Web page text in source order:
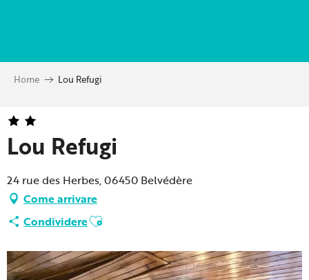
principal
Home Lou Refugi
Lou Refugi
24 rue des Herbes, 06450 Belvédère
Come arrivare
CondividereAjouter aux favoris